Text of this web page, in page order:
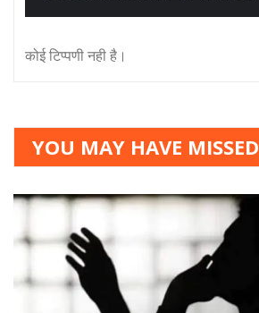
कोई टिप्पणी नही है।
YOU MAY HAVE MISSED